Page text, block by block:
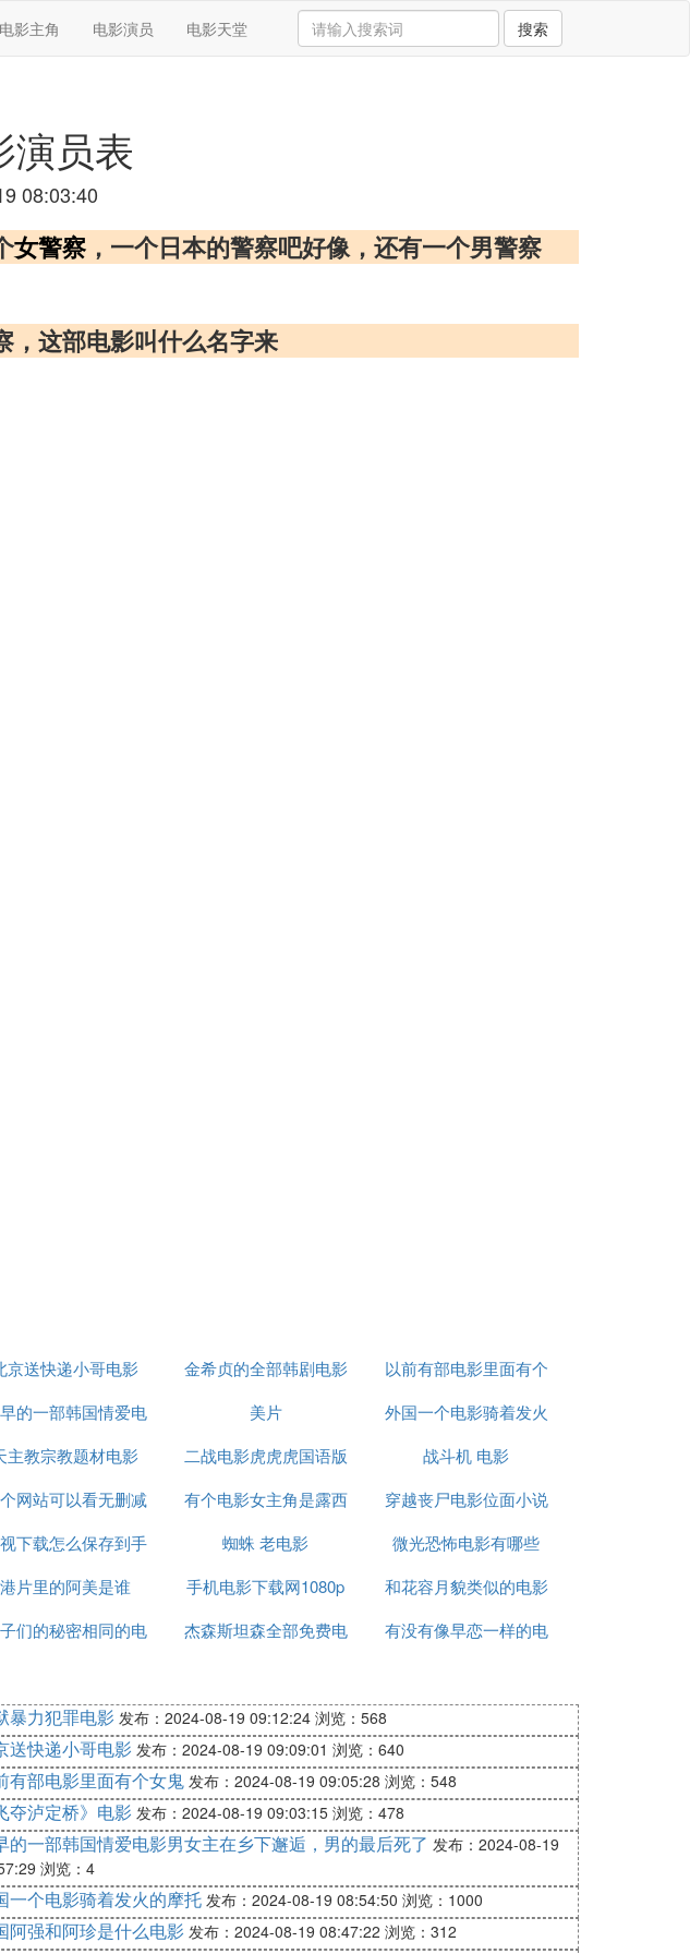
电影主角 电影演员 电影天堂 搜索
演员表
08:03:40
女警察 ，一个日本的警察吧好像，还有一个男警察
这部电影叫什么名字来
京送快递小哥电影
金希贞的全部韩剧电影
在线观看
以前有部电影里面有个
女鬼
的一部韩国情爱电
男女主在乡下邂逅，
男的最后死了
美片
外国一个电影骑着发火
的摩托
主教宗教题材电影 二战电影虎虎虎国语版
战斗机 电影
网站可以看无删减
的电影
有个电影女主角是露西
男主角约翰
穿越丧尸电影位面小说
下载怎么保存到手
机相册
蜘蛛 老电影
微光恐怖电影有哪些
港片里的阿美是谁 手机电影下载网1080p
和花容月貌类似的电影
们的秘密相同的电
杰森斯坦森全部免费电
有没有像早恋一样的电
暴力犯罪电影 发布：2024-08-19 09:12:24 浏览：568
送快递小哥电影 发布：2024-08-19 09:09:01 浏览：640
有部电影里面有个女鬼发布：2024-08-19 09:05:28 浏览：548
夺泸定桥》电影 发布：2024-08-19 09:03:15 浏览：478
的一部韩国情爱电影男女主在乡下邂逅，男的最后死了 发布：2024-08-19
浏览：4
一个电影骑着发火的摩托 发布：2024-08-19 08:54:50 浏览：1000
阿强和阿珍是什么电影 发布：2024-08-19 08:47:22 浏览：312